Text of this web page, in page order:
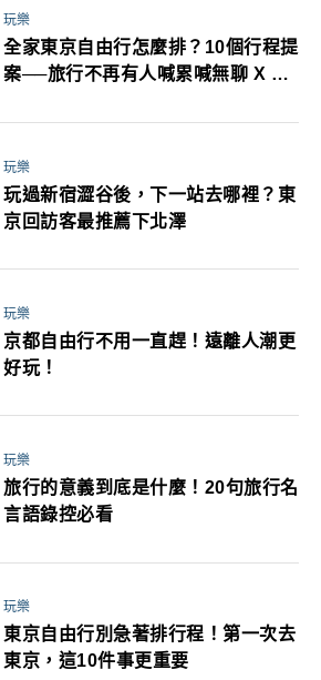
玩樂
全家東京自由行怎麼排？10個行程提
案──旅行不再有人喊累喊無聊 X 爸
玩樂
玩過新宿澀谷後，下一站去哪裡？東
京回訪客最推薦下北澤
玩樂
京都自由行不用一直趕！遠離人潮更
好玩！
玩樂
旅行的意義到底是什麼！20句旅行名
言語錄控必看
玩樂
東京自由行別急著排行程！第一次去
東京，這10件事更重要